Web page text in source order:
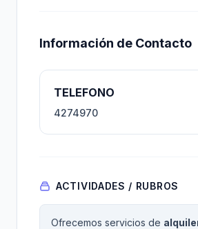
Información de Contacto
TELEFONO
4274970
ACTIVIDADES / RUBROS
Ofrecemos servicios de